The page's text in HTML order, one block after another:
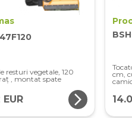
resturi vegetale, 120
, montat spate
EUR arrow_forward_ios
cm,